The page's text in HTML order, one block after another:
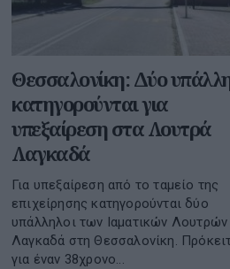
Θεσσαλονίκη: Δύο
κατηγορούνται για
υπεξαίρεση στα Λουτρά
Λαγκαδά
Για υπεξαίρεση από το ταμείο της
επιχείρησης κατηγορούνται δύο
υπάλληλοι των Ιαματικών Λουτρών
Λαγκαδά στη Θεσσαλονίκη.
για έναν 38χρονο...